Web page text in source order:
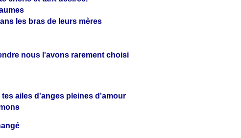
les bras de leurs mères
nous l'avons rarement choisi
ailes d'anges pleines d'amour